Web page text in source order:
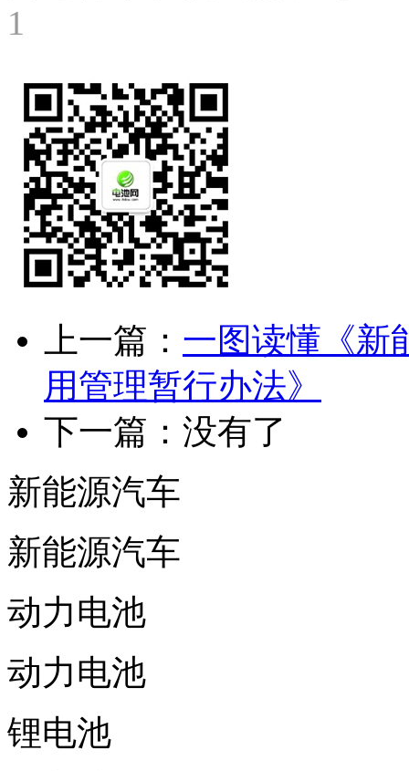
1
上一篇： 一图读懂《新
用管理暂行办法》
下一篇：没有了
新能源汽车
新能源汽车
动力电池
动力电池
锂电池